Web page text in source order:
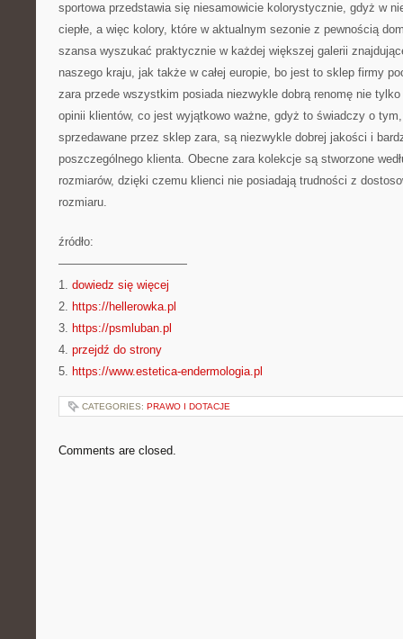
sportowa przedstawia się niesamowicie kolorystycznie, gdyż w
ciepłe, a więc kolory, które w aktualnym sezonie z pewnością
szansa wyszukać praktycznie w każdej większej galerii
naszego kraju, jak także w całej europie, bo jest to sklep firmy
zara przede wszystkim posiada niezwykle dobrą renomę nie
opinii klientów, co jest wyjątkowo ważne, gdyż to świadczy o
sprzedawane przez sklep zara, są niezwykle dobrej jakości i
poszczególnego klienta. Obecne zara kolekcje są stworzone
rozmiarów, dzięki czemu klienci nie posiadają trudności z
rozmiaru.
źródło:
———————————
1. dowiedz się więcej
2. https://hellerowka.pl
3. https://psmluban.pl
4. przejdź do strony
5. https://www.estetica-endermologia.pl
CATEGORIES: PRAWO I DOTACJE
Comments are closed.